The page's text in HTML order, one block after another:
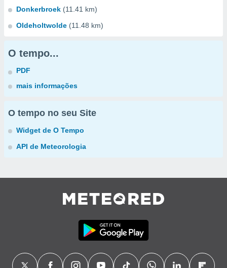
Donkerbroek (11.41 km)
Oldeholtwolde (11.48 km)
O tempo...
PDF
mais informações
O tempo no seu Site
Widget de O Tempo
API de Meteorologia